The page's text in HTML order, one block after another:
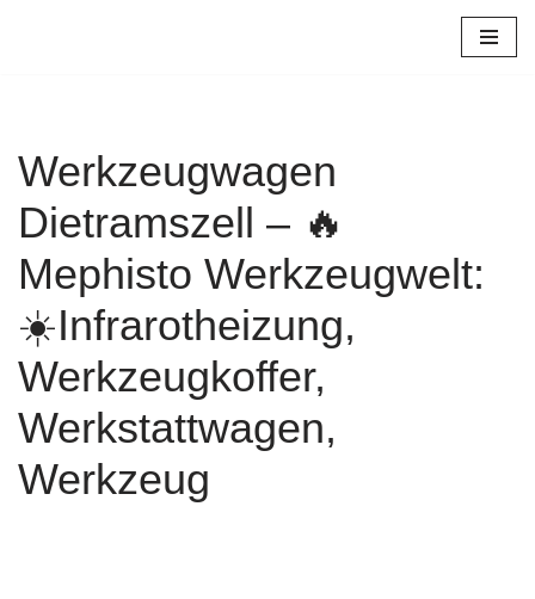
Werkzeugwagen
Dietramszell – 🔥
Mephisto Werkzeugwelt:
☀️Infrarotheizung,
Werkzeugkoffer,
Werkstattwagen,
Werkzeug